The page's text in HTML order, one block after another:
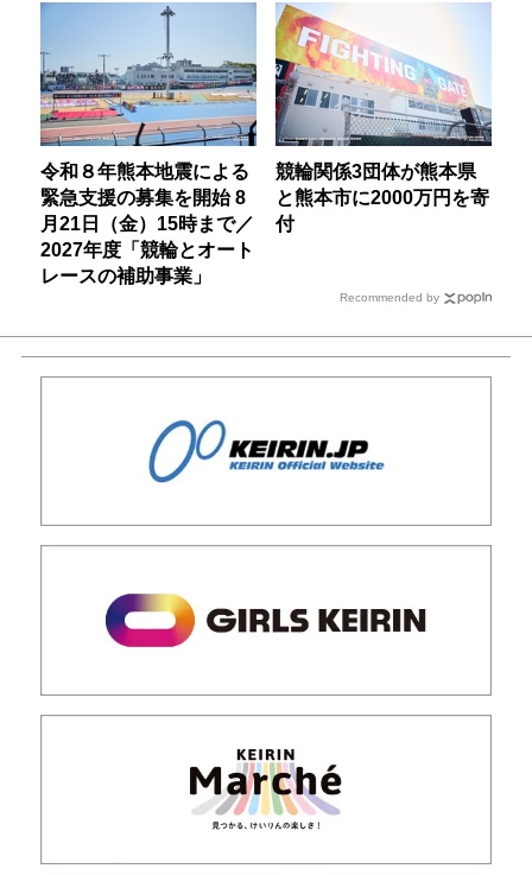
令和８年熊本地震による
緊急支援の募集を開始 8
月21日（金）15時まで／
2027年度「競輪とオート
レースの補助事業」
競輪関係3団体が熊本県
と熊本市に2000万円を寄
付
Recommended by